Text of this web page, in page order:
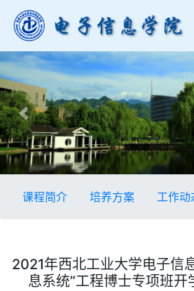
Previous
课程简介 培养方案 工作动
2021年西北工业大学电子信
息系统”工程博士专项班开